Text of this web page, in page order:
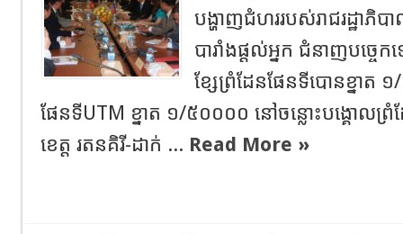
បង្ហាញជំហររបស់រាជរដ្ឋាភិប
បារាំងផ្តល់អ្នក ជំនាញបច្ច
ខ្សែព្រំដែនផែនទីបោនខ្នា
ផែនទីUTM ខ្នាត ១/៥០០០០ នៅចន្លោះបង្គោលព្
ខេត្ត រតនគិរី-ដាក់ ... Read More »